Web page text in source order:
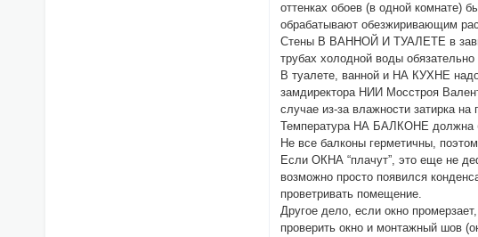
оттенках обоев (в одной комнате)
обрабатывают обезжиривающим
Стены В ВАННОЙ И ТУАЛЕТЕ в
трубах холодной воды
В туалете, ванной и НА КУХНЕ
замдиректора НИИ Мосстроя
случае из-за влажности затирка на
Температура НА БАЛКОНЕ должна
Не все балконы герметичны,
Если ОКНА “плачут”, это еще не
возможно просто появился
проветривать помещение.
Другое дело, если окно
проверить окно и монтажный шов